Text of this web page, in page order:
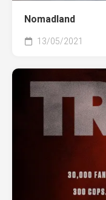
Nomadland
13/05/2021